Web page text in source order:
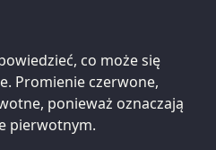
co może się
Promienie czerwone,
ponieważ oznaczają
pierwotnym.